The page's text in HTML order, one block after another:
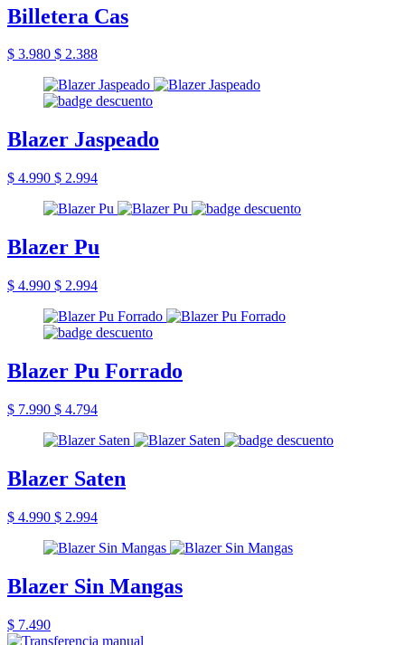
Billetera Cas
$ 3.980 $ 2.388
Blazer Jaspeado
$ 4.990 $ 2.994
Blazer Pu
$ 4.990 $ 2.994
Blazer Pu Forrado
$ 7.990 $ 4.794
Blazer Saten
$ 4.990 $ 2.994
Blazer Sin Mangas
$ 7.490